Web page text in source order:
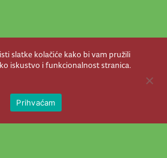
slatke kolačiće kako bi vam pružili
iskustvo i funkcionalnost stranica.
Prihvaćam